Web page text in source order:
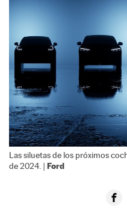
Las siluetas de los próximos
de 2024. | Ford